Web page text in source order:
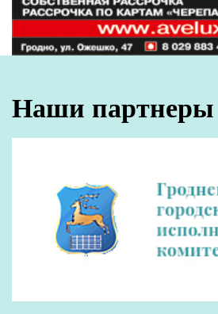
Успехи гродненских
побеждающих на самом
председателя Федерации
Республики Беларусь и
международной
должное внимание:
– У нас один из ведущих шашечных
области четыре шашечных
Слоним и Волковыск. На